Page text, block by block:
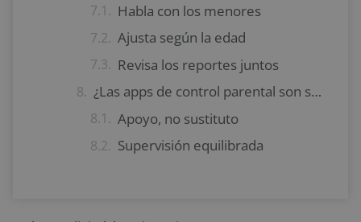
Habla con los menores
Ajusta según la edad
Revisa los reportes juntos
¿Las apps de control parental son suficientes?
Apoyo, no sustituto
Supervisión equilibrada